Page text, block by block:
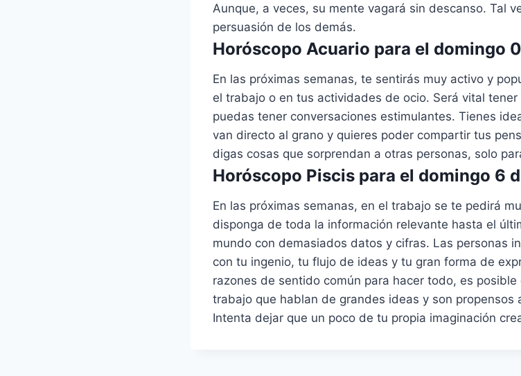
Aunque, a veces, su mente vagará sin descanso. Tal
persuasión de los demás.
Horóscopo Acuario para el domingo
En las próximas semanas, te sentirás muy activo y
el trabajo o en tus actividades de ocio. Será vital
puedas tener conversaciones estimulantes. Tienes
van directo al grano y quieres poder compartir tus
digas cosas que sorprendan a otras personas, solo
Horóscopo Piscis para el domingo 6
En las próximas semanas, en el trabajo se te pedirá
disponga de toda la información relevante hasta el
mundo con demasiados datos y cifras. Las personas
con tu ingenio, tu flujo de ideas y tu gran forma de
razones de sentido común para hacer todo, es
trabajo que hablan de grandes ideas y son propensos
Intenta dejar que un poco de tu propia imaginación